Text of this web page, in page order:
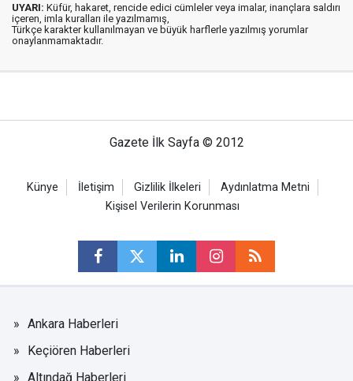
UYARI: Küfür, hakaret, rencide edici cümleler veya imalar, inançlara saldırı
içeren, imla kuralları ile yazılmamış,
Türkçe karakter kullanılmayan ve büyük harflerle yazılmış yorumlar
onaylanmamaktadır.
Gazete İlk Sayfa © 2012
Künye İletişim Gizlilik İlkeleri
Aydınlatma Metni
Kişisel Verilerin Korunması
Ankara Haberleri
Keçiören Haberleri
Altındağ Haberleri